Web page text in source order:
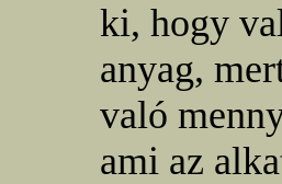
ki, hogy
anyag,
való
ami az